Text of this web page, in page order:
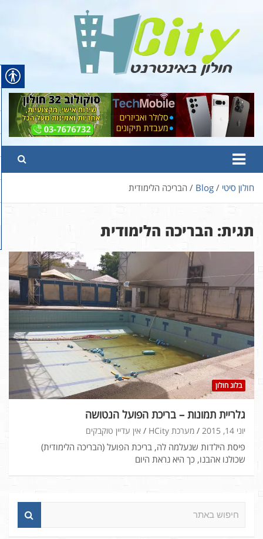
content
Hcity – חולון באינטרנט
פורטל החדשות והמידע של חולון
חולון סיטי Blog הבריכה הלימודית
תגית: הבריכה הלימודית
בלוג חולון
גלריית תמונות – בריכת הפועל הנטושה
יוני 14, 2015 מערכת HCity אין עדיין טוקבקים
פיסת הילדות שנעלמה לה, בריכת הפועל (הבריכה הלימודית)
שכולנו אהבנו, כך היא נראת היום